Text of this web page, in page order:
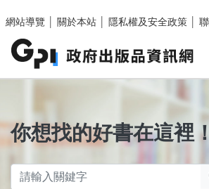
網站導覽
關於本站 隱私權及安全政策
你想找的好書在這裡！